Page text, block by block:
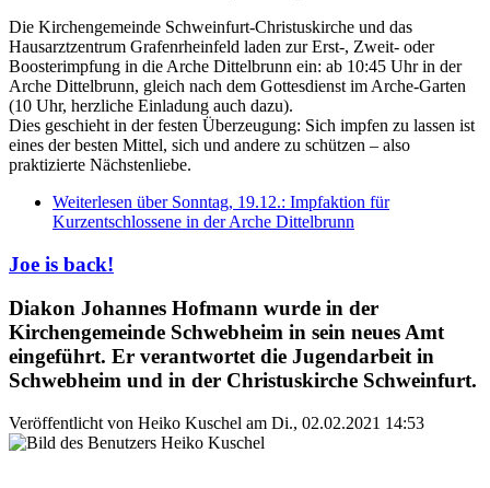
Die Kirchengemeinde Schweinfurt-Christuskirche und das
Hausarztzentrum Grafenrheinfeld laden zur Erst-, Zweit- oder
Boosterimpfung in die Arche Dittelbrunn ein: ab 10:45 Uhr in der
Arche Dittelbrunn, gleich nach dem Gottesdienst im Arche-Garten
(10 Uhr, herzliche Einladung auch dazu).
Dies geschieht in der festen Überzeugung: Sich impfen zu lassen ist
eines der besten Mittel, sich und andere zu schützen – also
praktizierte Nächstenliebe.
Weiterlesen über Sonntag, 19.12.: Impfaktion für
Kurzentschlossene in der Arche Dittelbrunn
Joe is back!
Diakon Johannes Hofmann wurde in der
Kirchengemeinde Schwebheim in sein neues Amt
eingeführt. Er verantwortet die Jugendarbeit in
Schwebheim und in der Christuskirche Schweinfurt.
Veröffentlicht von Heiko Kuschel am Di., 02.02.2021 14:53